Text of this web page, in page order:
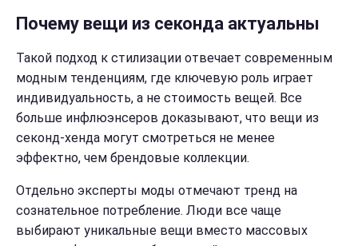
Почему вещи из секонда актуальны
Такой подход к стилизации отвечает современным
модным тенденциям, где ключевую роль играет
индивидуальность, а не стоимость вещей. Все
больше инфлюэнсеров доказывают, что вещи из
секонд-хенда могут смотреться не менее
эффектно, чем брендовые коллекции.
Отдельно эксперты моды отмечают тренд на
сознательное потребление. Люди все чаще
выбирают уникальные вещи вместо массовых